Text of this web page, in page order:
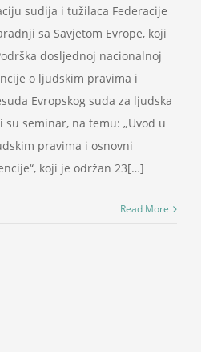
sudija i tužilaca Federacije
sa Savjetom Evrope, koji
dosljednoj nacionalnoj
o ljudskim pravima i
Evropskog suda za ljudska
su seminar, na temu: „Uvod u
pravima i osnovni
koji je održan 23[…]
Read More